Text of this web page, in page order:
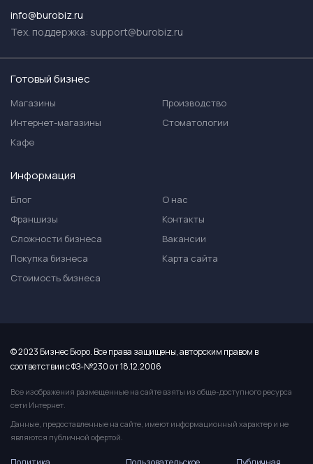
info@burobiz.ru
Тех. поддержка: support@burobiz.ru
Готовый бизнес
Магазины
Интернет-магазины
Кафе
Производство
Стоматологии
Информация
Блог
Франшизы
Сложности бизнеса
Покупка бизнеса
Стоимость бизнеса
О нас
Контакты
Вакансии
Карта сайта
© 2023 Бизнес Бюро. Все права защищены, авторским правом в
соответствии с ФЗ-№230 от 18.12.2006
Все изображения размещенные на сайте взяты из обще-доступного ресурса
сети Интернет.
Данные, предоставленные на сайте, имеют информационный характер и не
являются публичной офертой.